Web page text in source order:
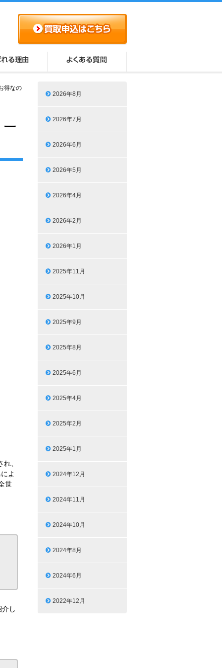
得なの
一
、
よ
世
し
2026年8月
2026年7月
2026年6月
2026年5月
2026年4月
2026年2月
2026年1月
2025年11月
2025年10月
2025年9月
2025年8月
2025年6月
2025年4月
2025年2月
2025年1月
2024年12月
2024年11月
2024年10月
2024年8月
2024年6月
2022年12月